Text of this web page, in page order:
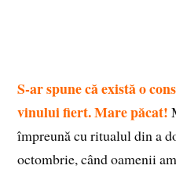
S-ar spune că există o
vinului fiert. Mare păcat!
împreună cu ritualul din a
octombrie, când oamenii